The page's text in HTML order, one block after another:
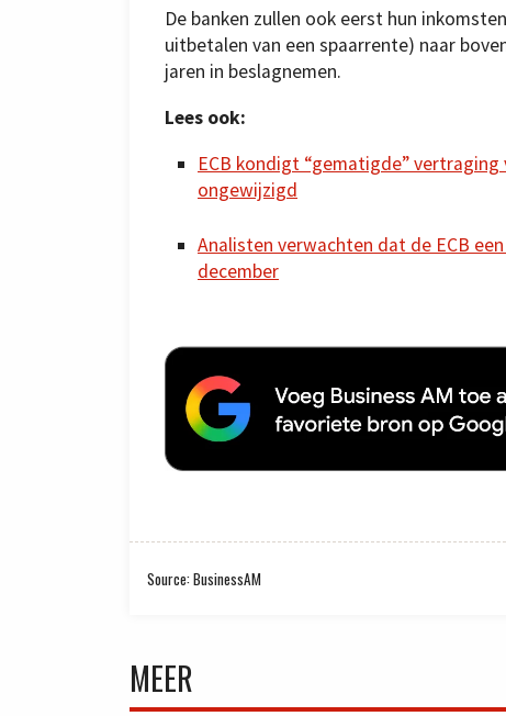
De banken zullen ook eerst hun
uitbetalen van een spaarrente) naar
jaren in beslagnemen.
Lees ook:
ECB kondigt “gematigde”
ongewijzigd
Analisten verwachten dat de ECB
december
Source: BusinessAM
MEER